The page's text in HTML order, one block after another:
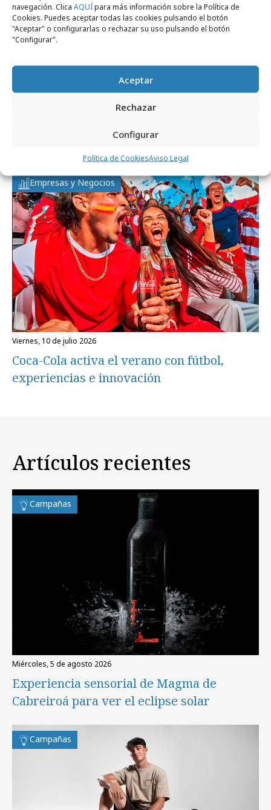
navegación. Clica AQUÍpara más información sobre la Política de
Cookies. Puedes aceptar todas las cookies pulsando el botón
"Aceptar" o configurarlas o rechazar su uso pulsando el botón
"Configurar".
Aceptar
Rechazar
Configurar
Política de CookiesAviso Legal
España estrena en primicia europea el
nuevo diseño de Coca-Cola
Empresas y Negocios
viernes, 10 de julio 2026
Coca-Cola activa el verano con fútbol,
experiencias e innovación
Artículos recientes
Campañas
miércoles, 5 de agosto 2026
Experiencia sensorial de Magma de
Cabreiroá para ver el eclipse solar
Campañas